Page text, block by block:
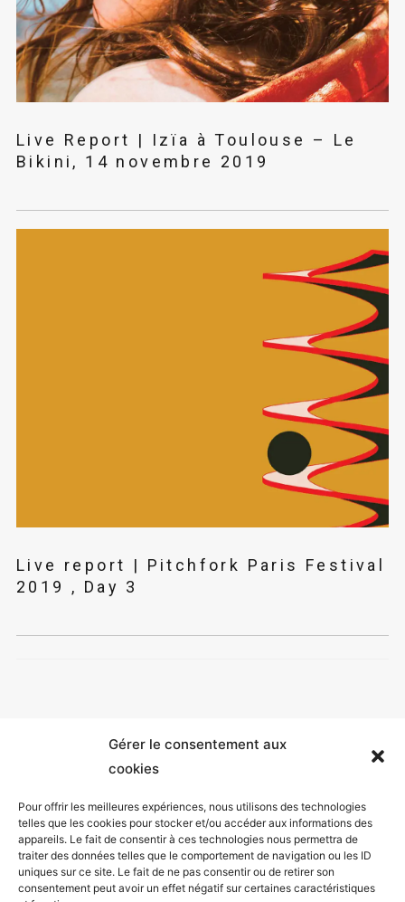
Gérer le consentement aux
cookies
Pour offrir les meilleures expériences, nous utilisons des technologies
telles que les cookies pour stocker et/ou accéder aux informations des
appareils. Le fait de consentir à ces technologies nous permettra de
traiter des données telles que le comportement de navigation ou les ID
uniques sur ce site. Le fait de ne pas consentir ou de retirer son
consentement peut avoir un effet négatif sur certaines caractéristiques
Live Report | Izïa à Toulouse – Le
Bikini, 14 novembre 2019
Live report | Pitchfork Paris Festival
2019 , Day 3
Mentions légales
Politique de confidentialité